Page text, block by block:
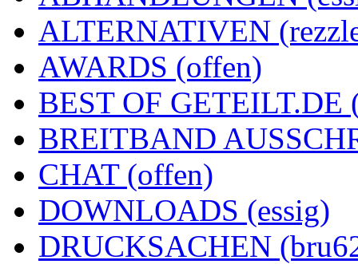
ALTERNATIVEN
AWARDS (offen)
BEST OF GETEILT.DE
BREITBAND
CHAT (offen)
DOWNLOADS (essig)
DRUCKSACHEN